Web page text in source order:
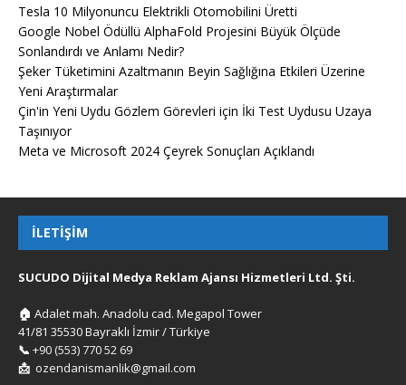
Tesla 10 Milyonuncu Elektrikli Otomobilini Üretti
Google Nobel Ödüllü AlphaFold Projesini Büyük Ölçüde
Sonlandırdı ve Anlamı Nedir?
Şeker Tüketimini Azaltmanın Beyin Sağlığına Etkileri Üzerine
Yeni Araştırmalar
Çin'in Yeni Uydu Gözlem Görevleri için İki Test Uydusu Uzaya
Taşınıyor
Meta ve Microsoft 2024 Çeyrek Sonuçları Açıklandı
İLETIŞIM
SUCUDO Dijital Medya Reklam Ajansı Hizmetleri Ltd. Şti.
🏠 Adalet mah. Anadolu cad. Megapol Tower
41/81 35530 Bayraklı İzmir / Türkiye
📞 +90 (553) 770 52 69
📩 ozendanismanlik@gmail.com